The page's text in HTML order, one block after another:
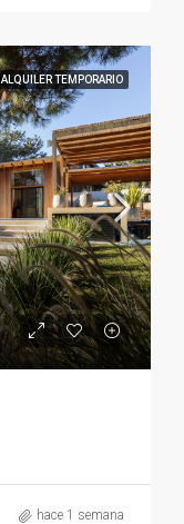
ALQUILER TEMPORARIO
hace 1 semana